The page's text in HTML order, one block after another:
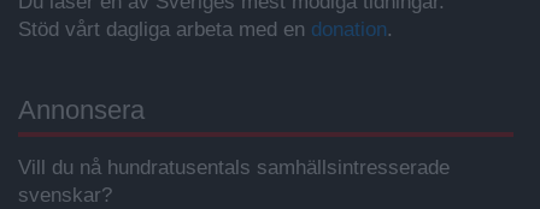
Stöd vårt dagliga arbeta med en donation.
Annonsera
Vill du nå hundratusentals samhällsintresserade
svenskar?